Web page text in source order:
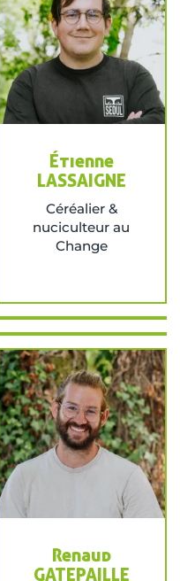
Étienne
LASSAIGNE
Céréalier &
nuciculteur au
Change
Renaud
GATEPAILLE